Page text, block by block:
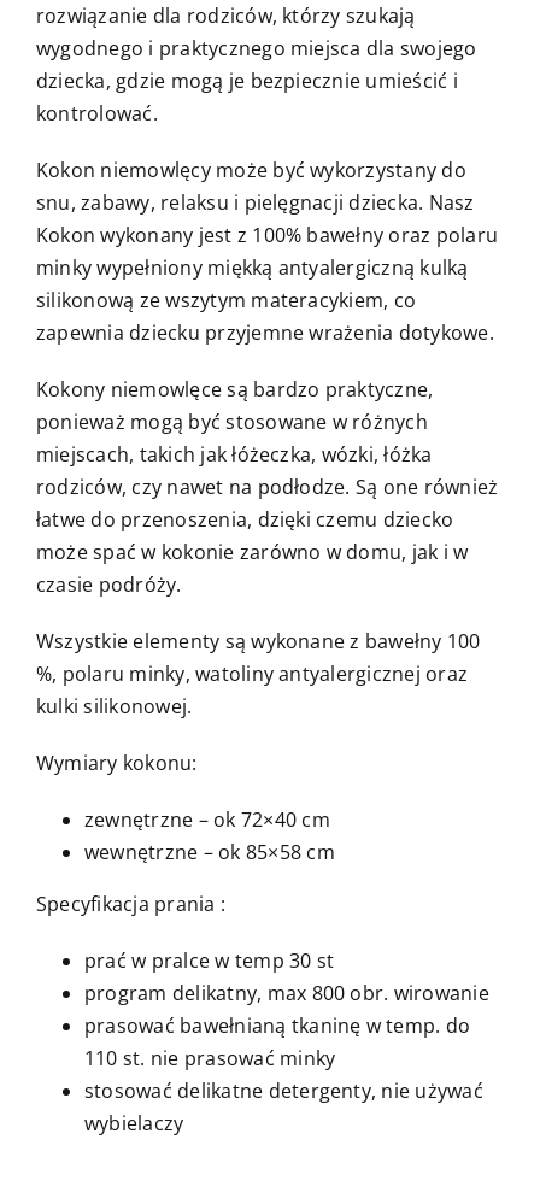
rozwiązanie dla rodziców, którzy szukają
wygodnego i praktycznego miejsca dla swojego
dziecka, gdzie mogą je bezpiecznie umieścić i
kontrolować.
Kokon niemowlęcy może być wykorzystany do
snu, zabawy, relaksu i pielęgnacji dziecka. Nasz
Kokon wykonany jest z 100% bawełny oraz polaru
minky wypełniony miękką antyalergiczną kulką
silikonową ze wszytym materacykiem, co
zapewnia dziecku przyjemne wrażenia dotykowe.
Kokony niemowlęce są bardzo praktyczne,
ponieważ mogą być stosowane w różnych
miejscach, takich jak łóżeczka, wózki, łóżka
rodziców, czy nawet na podłodze. Są one również
łatwe do przenoszenia, dzięki czemu dziecko
może spać w kokonie zarówno w domu, jak i w
czasie podróży.
Wszystkie elementy są wykonane z bawełny 100
%, polaru minky, watoliny antyalergicznej oraz
kulki silikonowej.
Wymiary kokonu:
zewnętrzne – ok 72×40 cm
wewnętrzne – ok 85×58 cm
Specyfikacja prania :
prać w pralce w temp 30 st
program delikatny, max 800 obr. wirowanie
prasować bawełnianą tkaninę w temp. do
110 st. nie prasować minky
stosować delikatne detergenty, nie używać
wybielaczy